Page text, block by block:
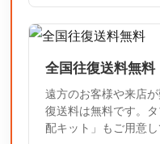
全国往復送料無料
遠方のお客様や来店
復送料は無料です。
配キット」もご用意し